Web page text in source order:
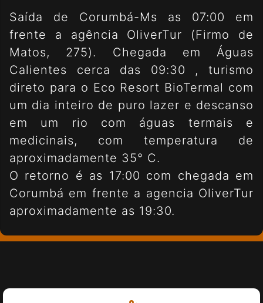
Saída de Corumbá-Ms as 07:00 em
frente a agência OliverTur (Firmo de
Matos, 275). Chegada em Águas
Calientes cerca das 09:30 , turismo
direto para o Eco Resort BioTermal com
um dia inteiro de puro lazer e descanso
em um rio com águas termais e
medicinais, com temperatura de
aproximadamente 35° C.
O retorno é as 17:00 com chegada em
Corumbá em frente a agencia OliverTur
aproximadamente as 19:30.